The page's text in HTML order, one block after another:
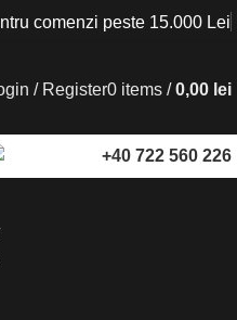
comenzi peste 15.000 Lei
/ Register0 items / 0,00 lei
+40 722 560 226